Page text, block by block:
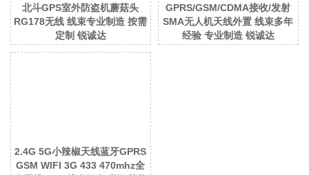
北斗GPS室外防盗机蘑菇头
RG178无线 线束专业制造 按需
定制 锐诚达
GPRS/GSM/CDMA接收/发射
SMA无人机天线外置 线束多年
经验 专业制造 锐诚达
2.4G 5G小辣椒天线蓝牙GPRS
GSM WIFI 3G 433 470mhz全